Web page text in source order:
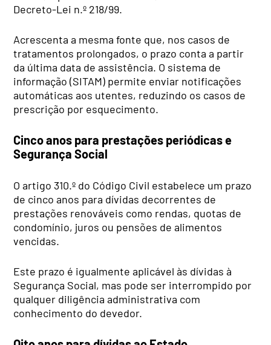
Decreto-Lei n.º 218/99.
Acrescenta a mesma fonte que, nos casos de
tratamentos prolongados, o prazo conta a partir
da última data de assistência. O sistema de
informação (SITAM) permite enviar notificações
automáticas aos utentes, reduzindo os casos de
prescrição por esquecimento.
Cinco anos para prestações periódicas e
Segurança Social
O artigo 310.º do Código Civil estabelece um prazo
de cinco anos para dívidas decorrentes de
prestações renováveis como rendas, quotas de
condomínio, juros ou pensões de alimentos
vencidas.
Este prazo é igualmente aplicável às dívidas à
Segurança Social, mas pode ser interrompido por
qualquer diligência administrativa com
conhecimento do devedor.